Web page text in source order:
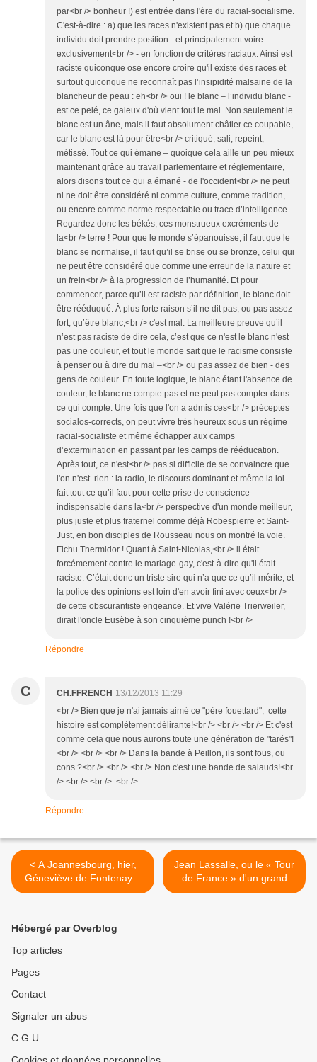
par<br /> bonheur !) est entrée dans l'ère du racial-socialisme.
C'est-à-dire : a) que les races n'existent pas et b) que chaque
individu doit prendre position - et principalement voire
exclusivement<br /> - en fonction de critères raciaux. Ainsi est
raciste quiconque ose encore croire qu'il existe des races et
surtout quiconque ne reconnaît pas l’insipidité malsaine de la
blancheur de peau : eh<br /> oui ! le blanc – l’individu blanc -
est ce pelé, ce galeux d'où vient tout le mal. Non seulement le
blanc est un âne, mais il faut absolument châtier ce coupable,
car le blanc est là pour être<br /> critiqué, sali, repeint,
métissé. Tout ce qui émane – quoique cela aille un peu mieux
maintenant grâce au travail parlementaire et réglementaire,
alors disons tout ce qui a émané - de l'occident<br /> ne peut
ni ne doit être considéré ni comme culture, comme tradition,
ou encore comme norme respectable ou trace d’intelligence.
Regardez donc les békés, ces monstrueux excréments de
la<br /> terre ! Pour que le monde s’épanouisse, il faut que le
blanc se normalise, il faut qu’il se brise ou se bronze, celui qui
ne peut être considéré que comme une erreur de la nature et
un frein<br /> à la progression de l’humanité. Et pour
commencer, parce qu’il est raciste par définition, le blanc doit
être rééduqué. À plus forte raison s’il ne dit pas, ou pas assez
fort, qu’être blanc,<br /> c'est mal. La meilleure preuve qu’il
n’est pas raciste de dire cela, c’est que ce n'est le blanc n'est
pas une couleur, et tout le monde sait que le racisme consiste
à penser ou à dire du mal –<br /> ou pas assez de bien - des
gens de couleur. En toute logique, le blanc étant l'absence de
couleur, le blanc ne compte pas et ne peut pas compter dans
ce qui compte. Une fois que l'on a admis ces<br /> préceptes
socialos-corrects, on peut vivre très heureux sous un régime
racial-socialiste et même échapper aux camps
d’extermination en passant par les camps de rééducation.
Après tout, ce n'est<br /> pas si difficile de se convaincre que
l'on n'est rien : la radio, le discours dominant et même la loi
fait tout ce qu’il faut pour cette prise de conscience
indispensable dans la<br /> perspective d'un monde meilleur,
plus juste et plus fraternel comme déjà Robespierre et Saint-
Just, en bon disciples de Rousseau nous on montré la voie.
Fichu Thermidor ! Quant à Saint-Nicolas,<br /> il était
forcémement contre le mariage-gay, c'est-à-dire qu'il était
raciste. C’était donc un triste sire qui n’a que ce qu’il mérite, et
la police des opinions est loin d'en avoir fini avec ceux<br />
de cette obscurantiste engeance. Et vive Valérie Trierweiler,
dirait l'oncle Eusèbe à son cinquième punch !<br />
Répondre
C CH.FFRENCH 13/12/2013 11:29
<br /> Bien que je n'ai jamais aimé ce "père fouettard", cette
histoire est complètement délirante!<br /> <br /> <br /> Et c'est
comme cela que nous aurons toute une génération de "tarés"!
<br /> <br /> <br /> Dans la bande à Peillon, ils sont fous, ou
cons ?<br /> <br /> <br /> Non c'est une bande de salauds!<br
/> <br /> <br /> <br />
Répondre
< A Joannesbourg, hier,
Géneviève de Fontenay a
montré qu'elle donnait
Jean Lassalle, ou le « Tour
de France » d'un grand
enfant. >
Hébergé par Overblog
Top articles
Pages
Contact
Signaler un abus
C.G.U.